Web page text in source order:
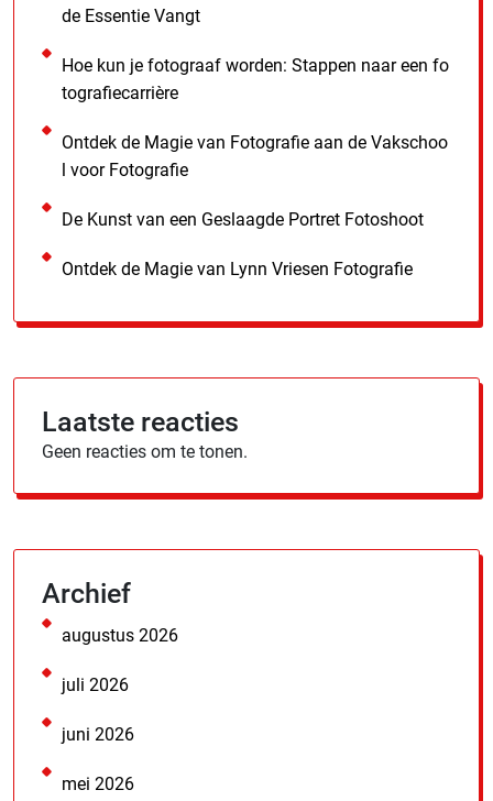
de Essentie Vangt
Hoe kun je fotograaf worden: Stappen naar een fo
tografiecarrière
Ontdek de Magie van Fotografie aan de Vakschoo
l voor Fotografie
De Kunst van een Geslaagde Portret Fotoshoot
Ontdek de Magie van Lynn Vriesen Fotografie
Laatste reacties
Geen reacties om te tonen.
Archief
augustus 2026
juli 2026
juni 2026
mei 2026